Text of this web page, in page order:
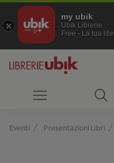
my ubik
Ubik Librerie
Free - La tua
Eventi Presentazioni Libri